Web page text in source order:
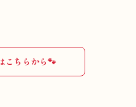
ちらから🐾